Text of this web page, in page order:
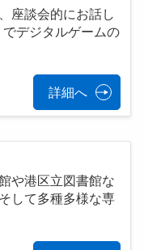
座談会的にお話し
デジタルゲームの
詳細へ
や港区立図書館な
して多種多様な専